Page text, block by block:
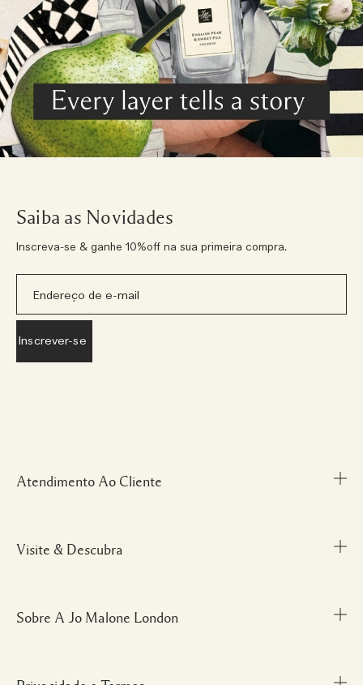
Saiba as Novidades
Inscreva-se & ganhe 10%off na sua primeira compra.
Atendimento Ao Cliente
Meu Perfil
Personal Shopper
Visite & Descubra
Descubra uma Fragrância
Sobre A Jo Malone London